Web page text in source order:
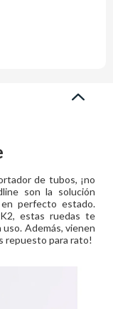
de tubos, ¡no
son la solución
perfecto estado.
estas ruedas te
Además, vienen
repuesto para rato!